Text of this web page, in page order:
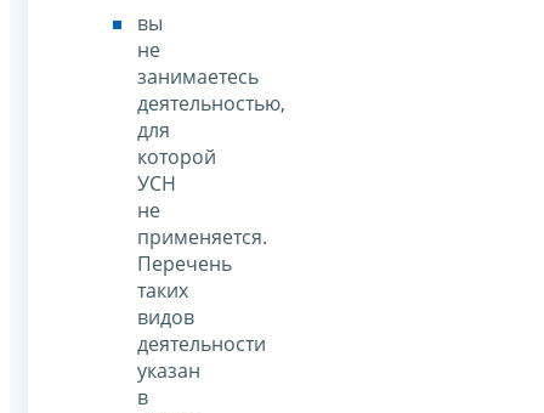
вы
не
занимаетесь
деятельностью,
для
которой
УСН
не
применяется.
Перечень
таких
видов
деятельности
указан
в